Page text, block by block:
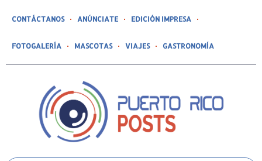
CONTÁCTANOS ANÚNCIATE EDICIÓN IMPRESA
FOTOGALERÍA MASCOTAS VIAJES GASTRONOMÍA